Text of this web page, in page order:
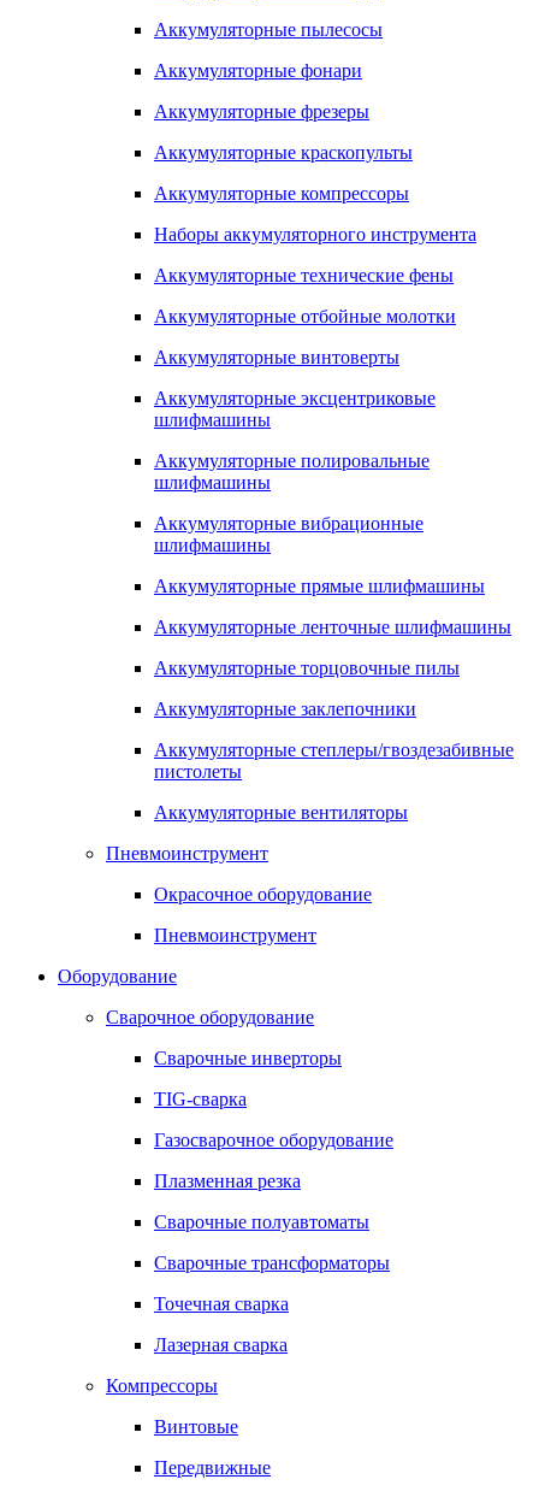
Аккумуляторные пылесосы
Аккумуляторные фонари
Аккумуляторные фрезеры
Аккумуляторные краскопульты
Аккумуляторные компрессоры
Наборы аккумуляторного инструмента
Аккумуляторные технические фены
Аккумуляторные отбойные молотки
Аккумуляторные винтоверты
Аккумуляторные эксцентриковые
шлифмашины
Аккумуляторные полировальные
шлифмашины
Аккумуляторные вибрационные
шлифмашины
Аккумуляторные прямые шлифмашины
Аккумуляторные ленточные шлифмашины
Аккумуляторные торцовочные пилы
Аккумуляторные заклепочники
Аккумуляторные степлеры/гвоздезабивные
пистолеты
Аккумуляторные вентиляторы
Пневмоинструмент
Окрасочное оборудование
Пневмоинструмент
Оборудование
Сварочное оборудование
Сварочные инверторы
TIG-сварка
Газосварочное оборудование
Плазменная резка
Сварочные полуавтоматы
Сварочные трансформаторы
Точечная сварка
Лазерная сварка
Компрессоры
Винтовые
Передвижные